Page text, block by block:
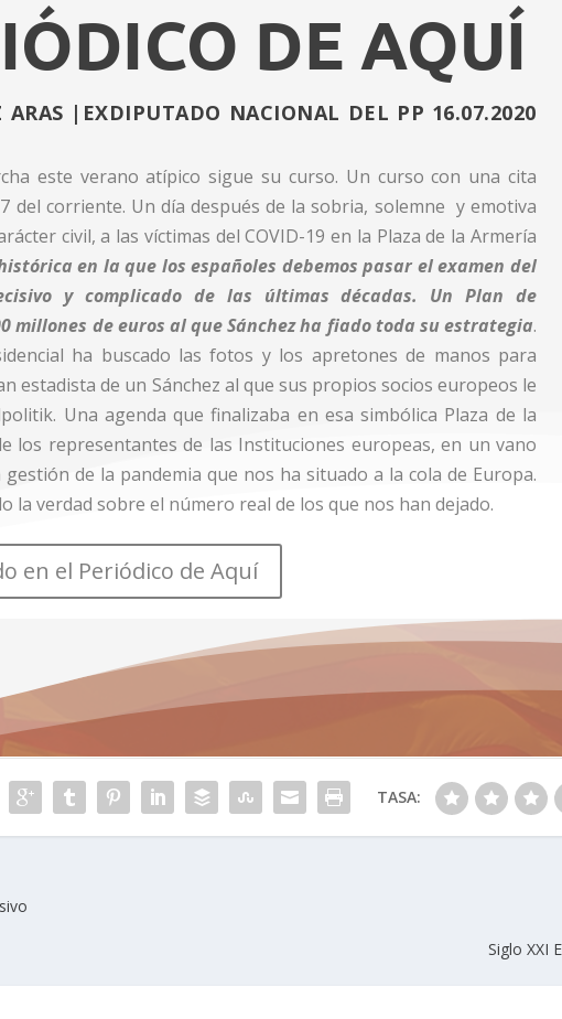
DE AQUÍ
ARAS |EXDIPUTADO NACIONAL DEL PP 16.07.2020
este verano atípico sigue su curso. Un curso con una cita
del corriente. Un día después de la sobria, solemne y emotiva
civil, a las víctimas del COVID-19 en la Plaza de la Armería
en la que los españoles debemos pasar el examen del
y complicado de las últimas décadas.
Un Plan de
millones de euros al que Sánchez ha fiado toda su estrategia.
ha buscado las fotos y los apretones de manos para
estadista de un Sánchez al que sus propios socios europeos le
Una agenda que finalizaba en esa simbólica Plaza de la
los representantes de las Instituciones europeas, en un vano
de la pandemia que nos ha situado a la cola de Europa.
la verdad sobre el número real de los que nos han dejado.
en el Periódico de Aquí
TASA:
Siglo XXI